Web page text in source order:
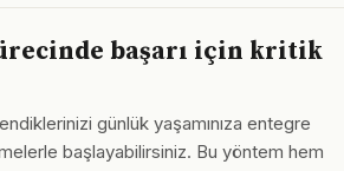
başarı için kritik
günlük yaşamınıza entegre
başlayabilirsiniz. Bu yöntem hem